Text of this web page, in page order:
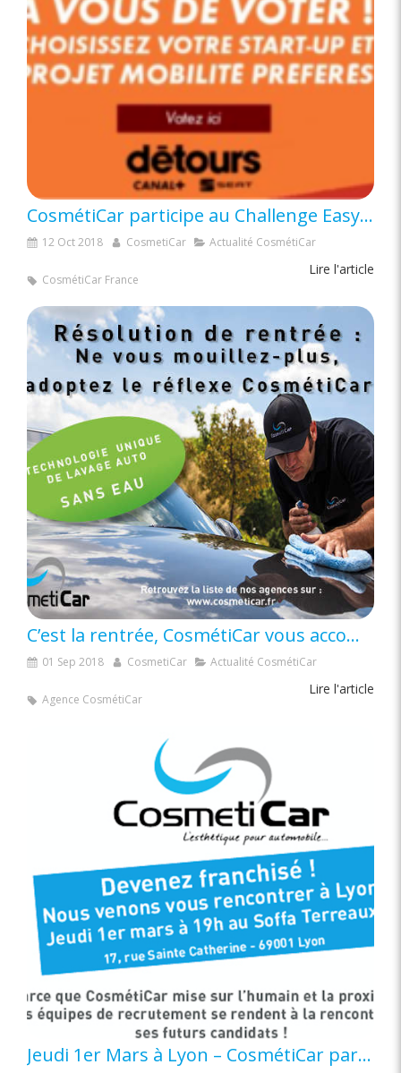
CosmétiCar participe au Challenge Easy Mobility
12 Oct 2018 CosmetiCar Actualité CosmétiCar
Lire l'article
CosmétiCar France
C’est la rentrée, CosmétiCar vous accompagne !
01 Sep 2018 CosmetiCar Actualité CosmétiCar
Lire l'article
Agence CosmétiCar
Jeudi 1er Mars à Lyon – CosmétiCar part à la rencontre de ses futurs franchisés